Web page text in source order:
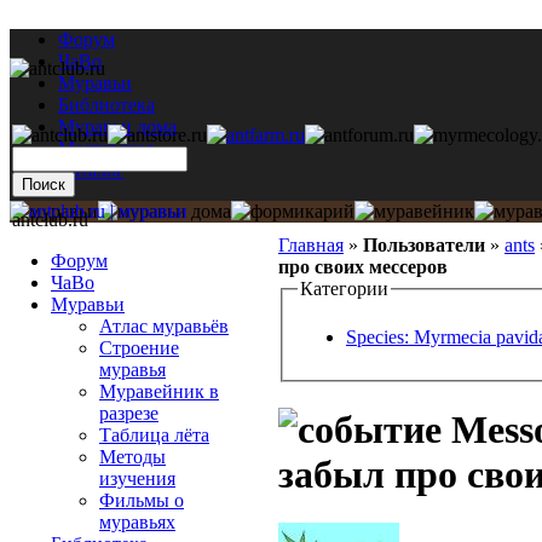
Форум
ЧаВо
Муравьи
Библиотека
Муравьи дома
Мастерская
Каталог
Главная » Пользователи » ants
про своих мессеров
Категории
Species: Myrmecia
забыл про
antclub.ru
Форум
ЧаВо
Муравьи
Атлас муравьёв
Строение
муравья
Муравейник в
разрезе
Таблица лёта
Методы
изучения
Фильмы о
муравьях